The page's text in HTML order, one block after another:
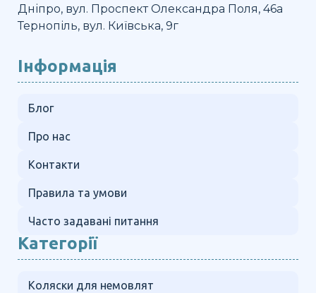
Дніпро, вул. Проспект Олександра Поля, 46а
Тернопіль, вул. Київська, 9г
Інформація
Блог
Про нас
Контакти
Правила та умови
Часто задавані питання
Категорії
Коляски для немовлят